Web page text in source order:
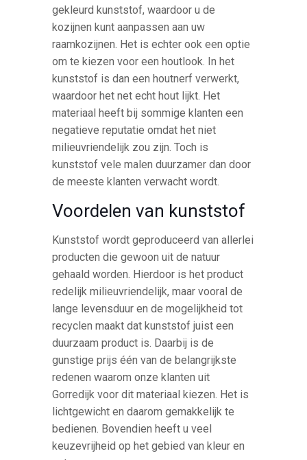
gekleurd kunststof, waardoor u de
kozijnen kunt aanpassen aan uw
raamkozijnen. Het is echter ook een optie
om te kiezen voor een houtlook. In het
kunststof is dan een houtnerf verwerkt,
waardoor het net echt hout lijkt. Het
materiaal heeft bij sommige klanten een
negatieve reputatie omdat het niet
milieuvriendelijk zou zijn. Toch is
kunststof vele malen duurzamer dan door
de meeste klanten verwacht wordt.
Voordelen van kunststof
Kunststof wordt geproduceerd van allerlei
producten die gewoon uit de natuur
gehaald worden. Hierdoor is het product
redelijk milieuvriendelijk, maar vooral de
lange levensduur en de mogelijkheid tot
recyclen maakt dat kunststof juist een
duurzaam product is. Daarbij is de
gunstige prijs één van de belangrijkste
redenen waarom onze klanten uit
Gorredijk voor dit materiaal kiezen. Het is
lichtgewicht en daarom gemakkelijk te
bedienen. Bovendien heeft u veel
keuzevrijheid op het gebied van kleur en